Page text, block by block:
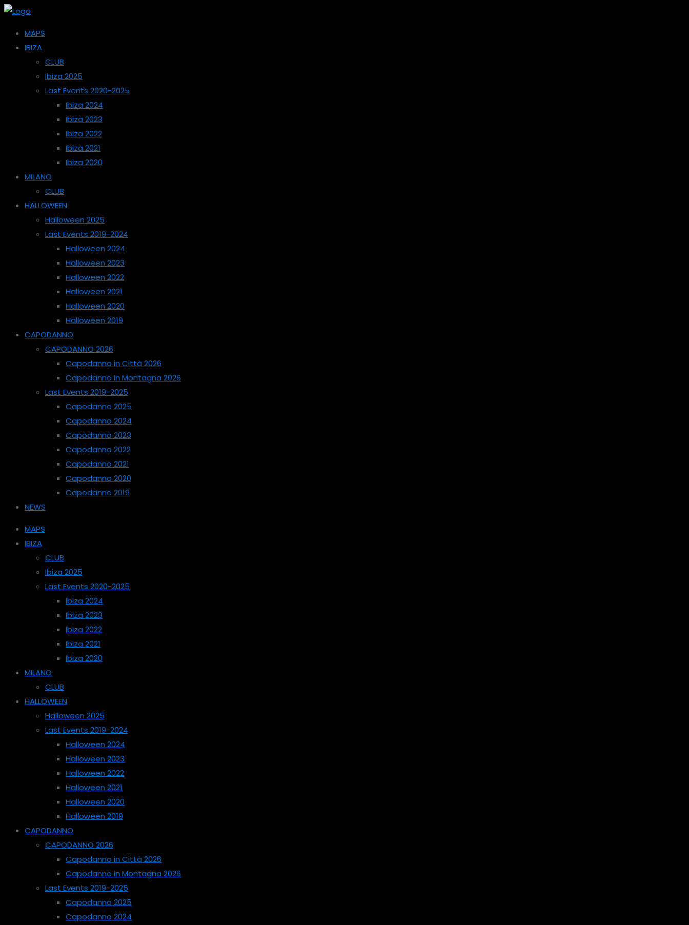
MAPS
IBIZA
CLUB
Ibiza 2025
Last Events 2020-2025
Ibiza 2024
Ibiza 2023
Ibiza 2022
Ibiza 2021
Ibiza 2020
MILANO
CLUB
HALLOWEEN
Halloween 2025
Last Events 2019-2024
Halloween 2024
Halloween 2023
Halloween 2022
Halloween 2021
Halloween 2020
Halloween 2019
CAPODANNO
CAPODANNO 2026
Capodanno in Città 2026
Capodanno in Montagna 2026
Last Events 2019-2025
Capodanno 2025
Capodanno 2024
Capodanno 2023
Capodanno 2022
Capodanno 2021
Capodanno 2020
Capodanno 2019
NEWS
MAPS
IBIZA
CLUB
Ibiza 2025
Last Events 2020-2025
Ibiza 2024
Ibiza 2023
Ibiza 2022
Ibiza 2021
Ibiza 2020
MILANO
CLUB
HALLOWEEN
Halloween 2025
Last Events 2019-2024
Halloween 2024
Halloween 2023
Halloween 2022
Halloween 2021
Halloween 2020
Halloween 2019
CAPODANNO
CAPODANNO 2026
Capodanno in Città 2026
Capodanno in Montagna 2026
Last Events 2019-2025
Capodanno 2025
Capodanno 2024